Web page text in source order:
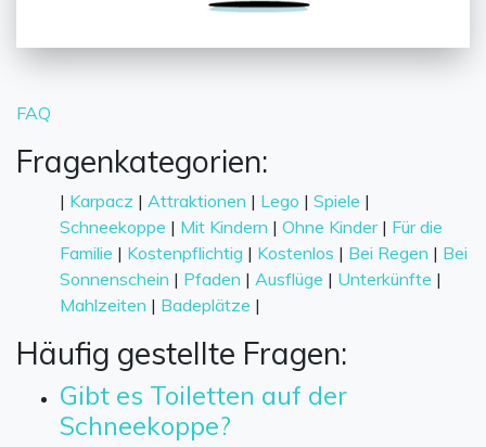
FAQ
Fragenkategorien:
| Karpacz | Attraktionen | Lego | Spiele |
Schneekoppe | Mit Kindern | Ohne Kinder| Für die
Familie | Kostenpflichtig | Kostenlos | Bei Regen | Bei
Sonnenschein | Pfaden | Ausflüge | Unterkünfte |
Mahlzeiten | Badeplätze |
Häufig gestellte Fragen:
Gibt es Toiletten auf der
Schneekoppe?